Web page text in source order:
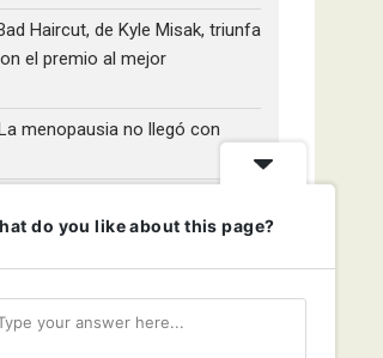
Haircut, de Kyle Misak, triunfa
el premio al mejor
menopausia no llegó con
Barrios
que el cine venezolano hizo
enLibros que nadie lee y
ruido: Redescubriendo ‘Y
do you like about this page?